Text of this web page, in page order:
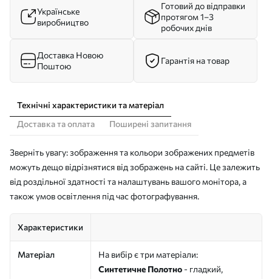
Українське
виробництво
Готовий до відправки
протягом 1–3
робочих днів
Доставка Новою
Поштою
Гарантія на товар
Технічні характеристики та матеріал
Доставка та оплата
Поширені запитання
Зверніть увагу: зображення та кольори зображених предметів
можуть дещо відрізнятися від зображень на сайті. Це залежить
від роздільної здатності та налаштувань вашого монітора, а
також умов освітлення під час фотографування.
Характеристики
Матеріал
На вибір є три матеріали:
Синтетичне Полотно - гладкий,